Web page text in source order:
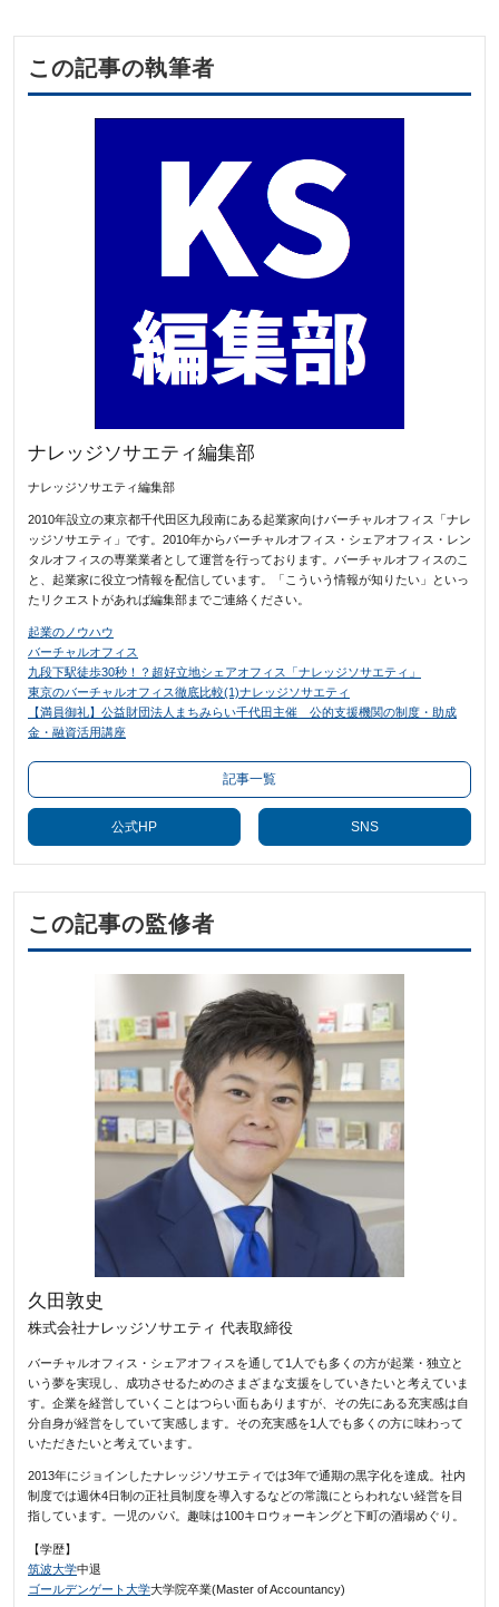
この記事の執筆者
ナレッジソサエティ編集部
ナレッジソサエティ編集部
2010年設立の東京都千代田区九段南にある起業家向けバーチャルオフィス「ナレ
ッジソサエティ」です。2010年からバーチャルオフィス・シェアオフィス・レン
タルオフィスの専業業者として運営を行っております。バーチャルオフィスのこ
と、起業家に役立つ情報を配信しています。「こういう情報が知りたい」といっ
たリクエストがあれば編集部までご連絡ください。
起業のノウハウ
バーチャルオフィス
九段下駅徒歩30秒！？超好立地シェアオフィス「ナレッジソサエティ」
東京のバーチャルオフィス徹底比較(1)ナレッジソサエティ
【満員御礼】公益財団法人まちみらい千代田主催 公的支援機関の制度・助成
金・融資活用講座
記事一覧
公式HP SNS
この記事の監修者
久田敦史
株式会社ナレッジソサエティ 代表取締役
バーチャルオフィス・シェアオフィスを通して1人でも多くの方が起業・独立と
いう夢を実現し、成功させるためのさまざまな支援をしていきたいと考えていま
す。企業を経営していくことはつらい面もありますが、その先にある充実感は自
分自身が経営をしていて実感します。その充実感を1人でも多くの方に味わって
いただきたいと考えています。
2013年にジョインしたナレッジソサエティでは3年で通期の黒字化を達成。社内
制度では週休4日制の正社員制度を導入するなどの常識にとらわれない経営を目
指しています。一児のパパ。趣味は100キロウォーキングと下町の酒場めぐり。
【学歴】
筑波大学中退
ゴールデンゲート大学大学院卒業(Master of Accountancy)